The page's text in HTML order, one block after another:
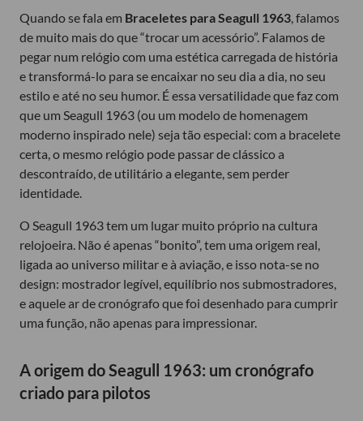
Quando se fala em Braceletes para Seagull 1963 , falamos
de muito mais do que “trocar um acessório”. Falamos de
pegar num relógio com uma estética carregada de história
e transformá-lo para se encaixar no seu dia a dia, no seu
estilo e até no seu humor. É essa versatilidade que faz com
que um Seagull 1963 (ou um modelo de homenagem
moderno inspirado nele) seja tão especial: com a bracelete
certa, o mesmo relógio pode passar de clássico a
descontraído, de utilitário a elegante, sem perder
identidade.
O Seagull 1963 tem um lugar muito próprio na cultura
relojoeira. Não é apenas “bonito”, tem uma origem real,
ligada ao universo militar e à aviação, e isso nota-se no
design: mostrador legível, equilíbrio nos submostradores,
e aquele ar de cronógrafo que foi desenhado para cumprir
uma função, não apenas para impressionar.
A origem do Seagull 1963: um cronógrafo
criado para pilotos